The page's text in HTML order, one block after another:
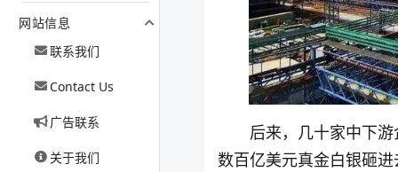
网站信息
联系我们
Contact Us
广告联系
关于我们
后来，几十家中下
数百亿美元真金白银砸